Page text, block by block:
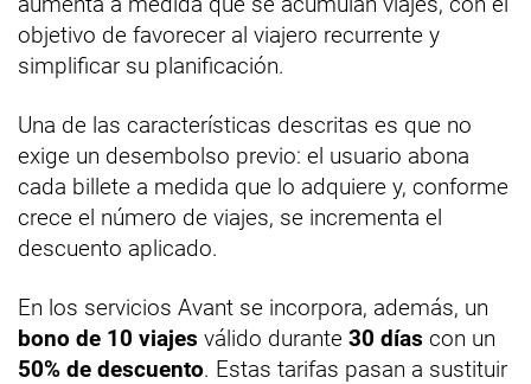
objetivo de favorecer al viajero recurrente y
simplificar su planificación.
Una de las características descritas es que no
exige un desembolso previo: el usuario abona
cada billete a medida que lo adquiere y, conforme
crece el número de viajes, se incrementa el
descuento aplicado.
En los servicios Avant se incorpora, además, un
bono de 10 viajes válido durante 30 días con un
50% de descuento. Estas tarifas pasan a sustituir